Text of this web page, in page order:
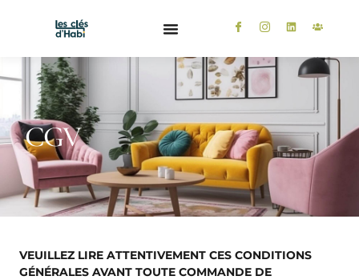
I
c
n
-
f
a
c
o
o
k
I
c
n
-
i
s
g
r
a
m
-
1
L
i
k
d
U
s
r
CGV
VEUILLEZ LIRE ATTENTIVEMENT CES CONDITIONS
GÉNÉRALES AVANT TOUTE COMMANDE DE